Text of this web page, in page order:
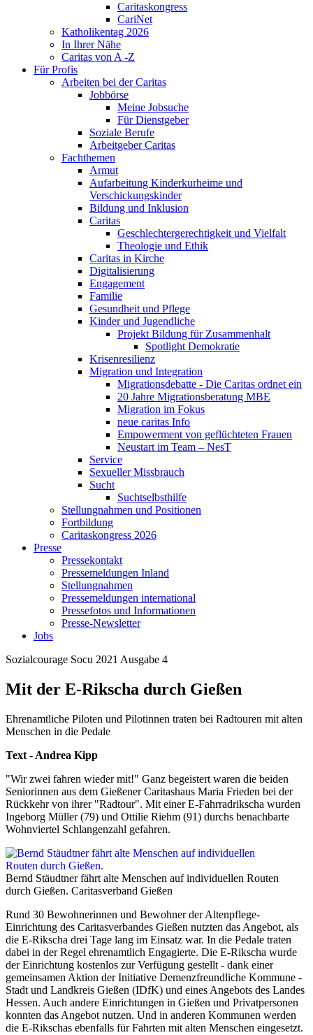
Caritaskongress
CariNet
Katholikentag 2026
In Ihrer Nähe
Caritas von A -Z
Für Profis
Arbeiten bei der Caritas
Jobbörse
Meine Jobsuche
Für Dienstgeber
Soziale Berufe
Arbeitgeber Caritas
Fachthemen
Armut
Aufarbeitung Kinderkurheime und
Verschickungskinder
Bildung und Inklusion
Caritas
Geschlechtergerechtigkeit und Vielfalt
Theologie und Ethik
Caritas in Kirche
Digitalisierung
Engagement
Familie
Gesundheit und Pflege
Kinder und Jugendliche
Projekt Bildung für Zusammenhalt
Spotlight Demokratie
Krisenresilienz
Migration und Integration
Migrationsdebatte - Die Caritas ordnet ein
20 Jahre Migrationsberatung MBE
Migration im Fokus
neue caritas Info
Empowerment von geflüchteten Frauen
Neustart im Team – NesT
Service
Sexueller Missbrauch
Sucht
Suchtselbsthilfe
Stellungnahmen und Positionen
Fortbildung
Caritaskongress 2026
Presse
Pressekontakt
Pressemeldungen Inland
Stellungnahmen
Pressemeldungen international
Pressefotos und Informationen
Presse-Newsletter
Jobs
Sozialcourage Socu 2021 Ausgabe 4
Mit der E-Rikscha durch Gießen
Ehrenamtliche Piloten und Pilotinnen traten bei Radtouren mit alten
Menschen in die Pedale
Text - Andrea Kipp
"Wir zwei fahren wieder mit!" Ganz begeistert waren die beiden
Seniorinnen aus dem Gießener Caritashaus Maria Frieden bei der
Rückkehr von ihrer "Radtour". Mit einer E-Fahrradrikscha wurden
Ingeborg Müller (79) und Ottilie Riehm (91) durchs benachbarte
Wohnviertel Schlangenzahl gefahren.
Bernd Stäudtner fährt alte Menschen auf individuellen Routen
durch Gießen. Caritasverband Gießen
Rund 30 Bewohnerinnen und Bewohner der Altenpflege-
Einrichtung des Caritasverbandes Gießen nutzten das Angebot, als
die E-Rikscha drei Tage lang im Einsatz war. In die Pedale traten
dabei in der Regel ehrenamtlich Engagierte. Die E-Rikscha wurde
der Einrichtung kostenlos zur Verfügung gestellt - dank einer
gemeinsamen Aktion der Initiative Demenzfreundliche Kommune -
Stadt und Landkreis Gießen (IDfK) und eines Angebots des Landes
Hessen. Auch andere Einrichtungen in Gießen und Privatpersonen
konnten das Angebot nutzen. Und in anderen Kommunen werden
die E-Rikschas ebenfalls für Fahrten mit alten Menschen eingesetzt.